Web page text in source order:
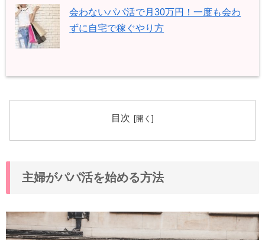
会わないパパ活で月30万円！一度も会わ
ずに自宅で稼ぐやり方
目次
主婦がパパ活を始める方法